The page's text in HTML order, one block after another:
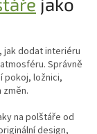
jak dodat interiéru
Správně
pokoj, ložnici,
na polštáře od
design,